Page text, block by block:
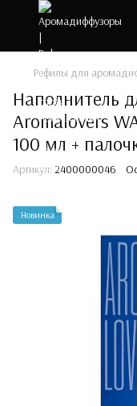
Рефилы для
Наполнитель
Aromalovers
100 мл +
Артикул: 2400000046
Новинка